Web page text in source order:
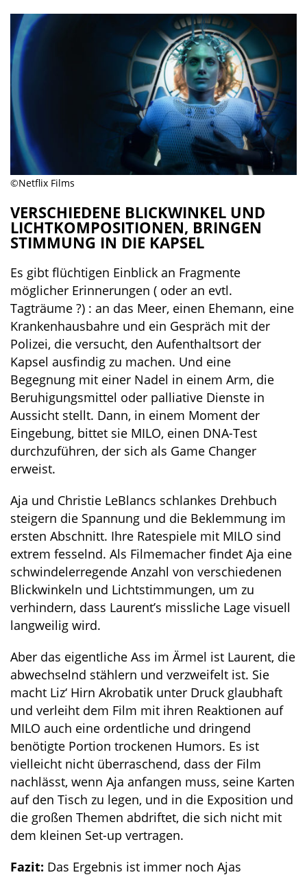
©Netflix Films
VERSCHIEDENE BLICKWINKEL UND
LICHTKOMPOSITIONEN, BRINGEN
STIMMUNG IN DIE KAPSEL
Es gibt flüchtigen Einblick an Fragmente
möglicher Erinnerungen ( oder an evtl.
Tagträume ?) : an das Meer, einen Ehemann, eine
Krankenhausbahre und ein Gespräch mit der
Polizei, die versucht, den Aufenthaltsort der
Kapsel ausfindig zu machen. Und eine
Begegnung mit einer Nadel in einem Arm, die
Beruhigungsmittel oder palliative Dienste in
Aussicht stellt. Dann, in einem Moment der
Eingebung, bittet sie MILO, einen DNA-Test
durchzuführen, der sich als Game Changer
erweist.
Aja und Christie LeBlancs schlankes Drehbuch
steigern die Spannung und die Beklemmung im
ersten Abschnitt. Ihre Ratespiele mit MILO sind
extrem fesselnd. Als Filmemacher findet Aja eine
schwindelerregende Anzahl von verschiedenen
Blickwinkeln und Lichtstimmungen, um zu
verhindern, dass Laurent’s missliche Lage visuell
langweilig wird.
Aber das eigentliche Ass im Ärmel ist Laurent, die
abwechselnd stählern und verzweifelt ist. Sie
macht Liz‘ Hirn Akrobatik unter Druck glaubhaft
und verleiht dem Film mit ihren Reaktionen auf
MILO auch eine ordentliche und dringend
benötigte Portion trockenen Humors. Es ist
vielleicht nicht überraschend, dass der Film
nachlässt, wenn Aja anfangen muss, seine Karten
auf den Tisch zu legen, und in die Exposition und
die großen Themen abdriftet, die sich nicht mit
dem kleinen Set-up vertragen.
Fazit: Das Ergebnis ist immer noch Ajas